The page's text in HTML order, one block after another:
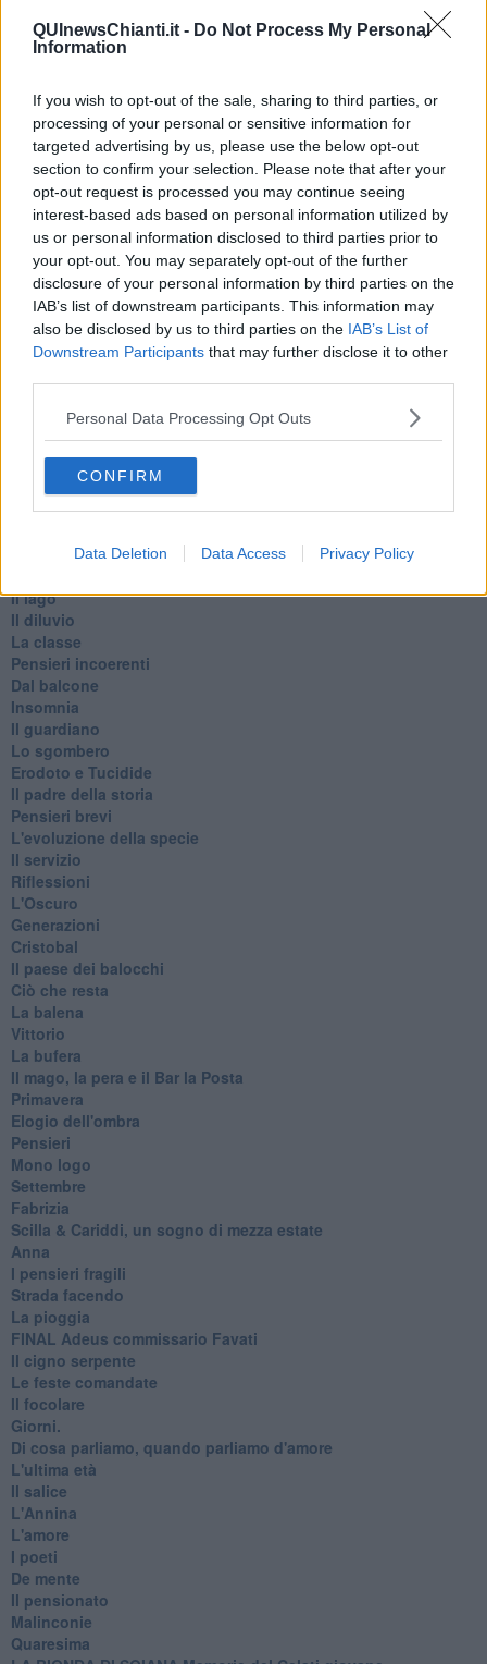
QUInewsChianti.it - Do Not Process My Personal
Information
If you wish to opt-out of the sale, sharing to third parties, or
processing of your personal or sensitive information for
targeted advertising by us, please use the below opt-out
section to confirm your selection. Please note that after your
opt-out request is processed you may continue seeing
interest-based ads based on personal information utilized by
us or personal information disclosed to third parties prior to
your opt-out. You may separately opt-out of the further
disclosure of your personal information by third parties on the
IAB’s list of downstream participants. This information may
also be disclosed by us to third parties on the IAB’s List of
Downstream Participants that may further disclose it to other
Personal Data Processing Opt Outs
CONFIRM
Data Deletion Data Access Privacy Policy
Memòrias
Sto qui
Bestiario
Pillole
Veglia
​“D” come delitto
Belle lettere
25 Aprile
Todo el bien, todo el mal
Silenzio
Le parole
​L’Australiana
Le stelle del jazz
Vita & morte
Auguri
Passanti
Continuando, la nonna e il carretto
Metaverso smart
Fiamme
Anzi
Il lago
Il diluvio
La classe
Pensieri incoerenti
Dal balcone
Insomnia
Il guardiano
Lo sgombero
Erodoto e Tucidide
Il padre della storia
Pensieri brevi
L'evoluzione della specie
Il servizio
Riflessioni
L'Oscuro
Generazioni
Cristobal
Il paese dei balocchi
Ciò che resta
La balena
Vittorio
La bufera
Il mago, la pera e il Bar la Posta
Primavera
Elogio dell'ombra
Pensieri
Mono logo
Settembre
Fabrizia
​Scilla & Cariddi, un sogno di mezza estate
Anna
I pensieri fragili
Strada facendo
La pioggia
FINAL Adeus commissario Favati
Il cigno serpente
Le feste comandate
Il focolare
Giorni.
Di cosa parliamo, quando parliamo d'amore
L'ultima età
Il salice
L'Annina
L'amore
I poeti
De mente
Il pensionato
Malinconie
Quaresima